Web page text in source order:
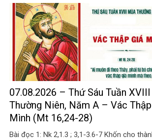
07.08.2026 – Thứ Sáu Tuần XVIII
Thường Niên, Năm A – Vác
Mình (Mt 16,24-28)
Bài đọc 1: Nk 2,1.3 ; 3,1-3.6-7 Khốn cho